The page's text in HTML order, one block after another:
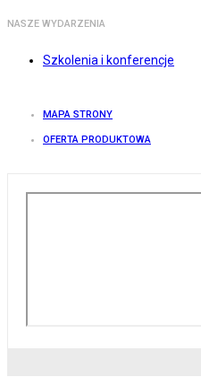
NASZE WYDARZENIA
Szkolenia i konferencje
MAPA STRONY
OFERTA PRODUKTOWA